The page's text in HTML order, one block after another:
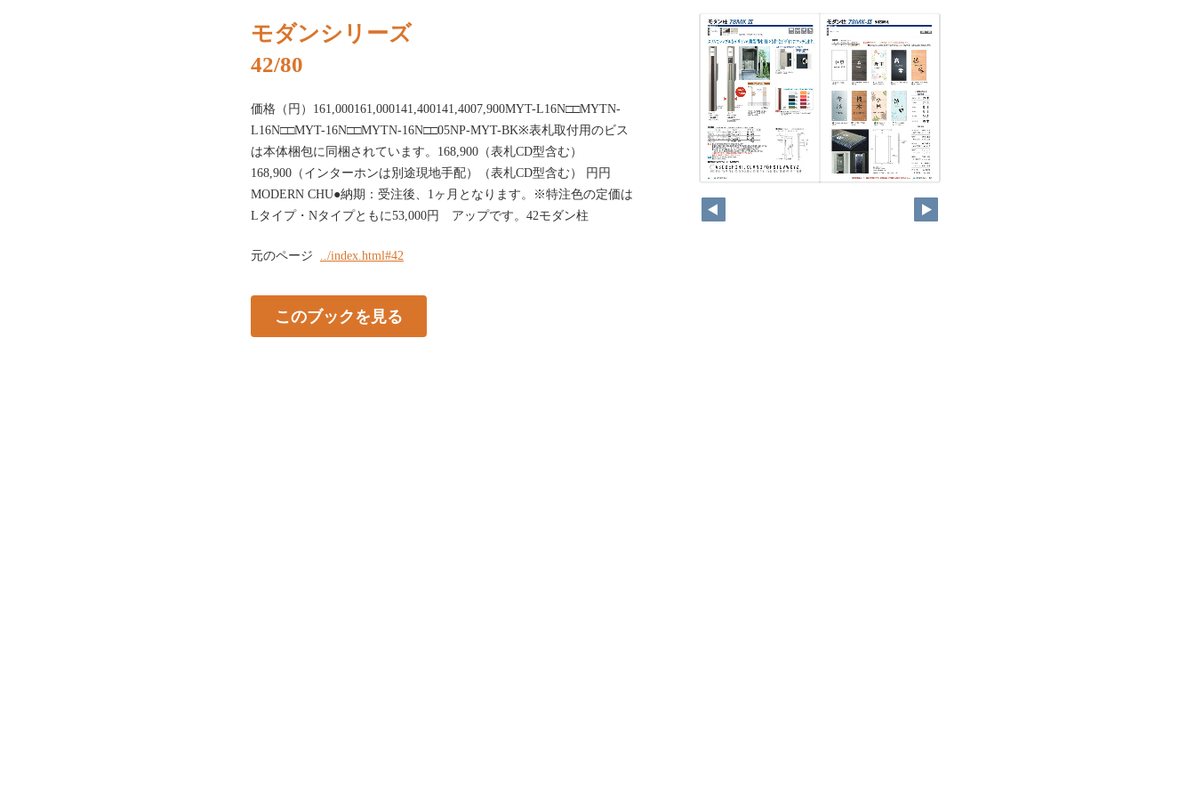
モダンシリーズ
42/80
価格（円）161,000161,000141,400141,4007,900MYT-L16N□□MYTN-
L16N□□MYT-16N□□MYTN-16N□□05NP-MYT-BK※表札取付用のビス
は本体梱包に同梱されています。168,900（表札CD型含む）
168,900（インターホンは別途現地手配）（表札CD型含む） 円円
MODERN CHU●納期：受注後、1ヶ月となります。※特注色の定価は
Lタイプ・Nタイプともに53,000円 アップです。42モダン柱
元のページ ../index.html#42
このブックを見る